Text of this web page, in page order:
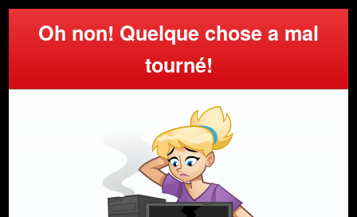
Oh non! Quelque chose a mal
tourné!